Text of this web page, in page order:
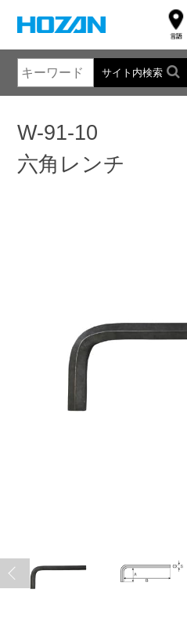
サイト内検索
W-91-10
六角レンチ